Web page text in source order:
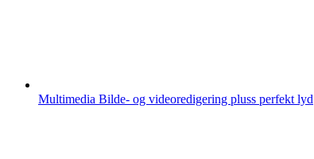
Multimedia Bilde- og videoredigering pluss perfekt lyd